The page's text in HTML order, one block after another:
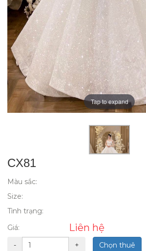
Tap to expand
CX81
Màu sắc:
Size:
Tình trạng:
Giá:
Liên hệ
- + Chọn thuê